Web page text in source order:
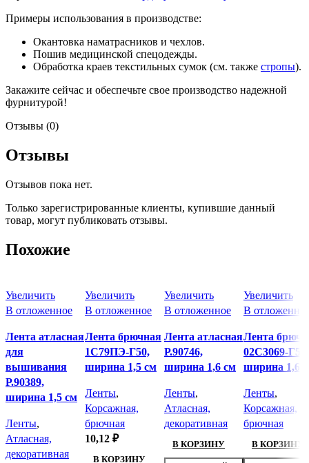
Примеры использования в производстве:
Окантовка наматрасников и чехлов.
Пошив медицинской спецодежды.
Обработка краев текстильных сумок (см. также стропы).
Закажите сейчас и обеспечьте свое производство надежной
фурнитурой!
Отзывы (0)
Отзывы
Отзывов пока нет.
Только зарегистрированные клиенты, купившие данный
товар, могут публиковать отзывы.
Похожие
Увеличить
В отложенное
Лента атласная
для
вышивания
Р.90389,
ширина 1,5 см
Ленты,
Атласная,
декоративная
Увеличить
В отложенное
Лента брючная
1С79ПЭ-Г50,
ширина 1,5 см
Ленты,
Корсажная,
брючная
10,12 ₽
В КОРЗИНУ
Увеличить
В отложенное
Лента атласная
Р.90746,
ширина 1,6 см
Ленты,
Атласная,
декоративная
В КОРЗИНУ
Увеличить
В
Лента
02С3069-Г50,
ширина 1,6
Ленты,
Корсажная,
брючная
В КОРЗИНУ